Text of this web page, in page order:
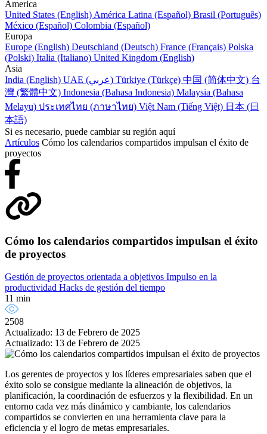
America
United States (English) América Latina (Español) Brasil (Português)
México (Español) Colombia (Español)
Europa
Europe (English) Deutschland (Deutsch) France (Français) Polska
(Polski) Italia (Italiano) United Kingdom (English)
Asia
India (English)
UAE (عربي) Türkiye (Türkçe) 中国 (简体中文) 台
灣 (繁體中文) Indonesia (Bahasa Indonesia) Malaysia (Bahasa
Melayu) ประเทศไทย (ภาษาไทย) Việt Nam (Tiếng Việt) 日本 (日
本語)
Si es necesario, puede cambiar su región aquí
Artículos Cómo los calendarios compartidos impulsan el éxito de
proyectos
Cómo los calendarios compartidos impulsan el éxito
de proyectos
Gestión de proyectos orientada a objetivos Impulso en la
productividad Hacks de gestión del tiempo
11 min
2508
Actualizado: 13 de Febrero de 2025
Actualizado: 13 de Febrero de 2025
Los gerentes de proyectos y los líderes empresariales saben que el
éxito solo se consigue mediante la alineación de objetivos, la
planificación, la coordinación de esfuerzos y la flexibilidad. En un
entorno cada vez más dinámico y cambiante, los calendarios
compartidos se convierten en una herramienta clave para la
eficiencia y el logro de metas empresariales.